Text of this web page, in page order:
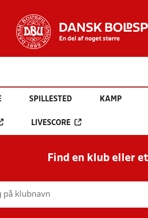
SPILLESTED KAMP
LIVESCORE
Find en klub eller